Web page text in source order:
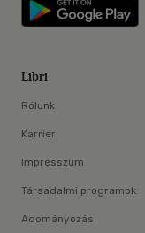
Libri
Rólunk
Karrier
Impresszum
Társadalmi programok
Adományozás